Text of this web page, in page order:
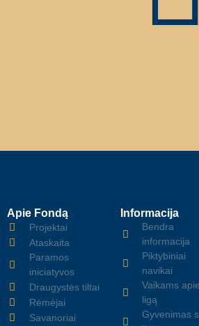
Apie Fondą
Projektai
Ataskaita
Paramos
iniciatyvos
Draugystės tiltai
Rėmėjai
Savanoriai
Informacija
Bendra
informacija
Piktybiniai
navikai
Vaikams apie
ligą
Gyvenimas